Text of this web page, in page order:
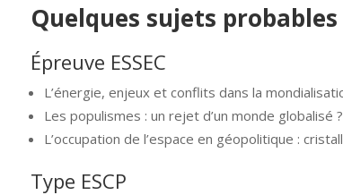
Quelques sujets
Épreuve ESSEC
L’énergie, enjeux et conflits dans la
Les populismes : un rejet d’un monde globalisé ?
L’occupation de l’espace en géopolitique :
Type ESCP